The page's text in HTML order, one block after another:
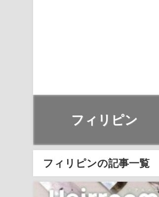
フィリピン
フィリピンの記事一覧